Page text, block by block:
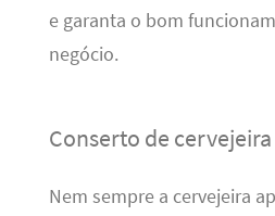
e garanta o bom
negócio.
Conserto de cervejeira
Nem sempre a cervejeira